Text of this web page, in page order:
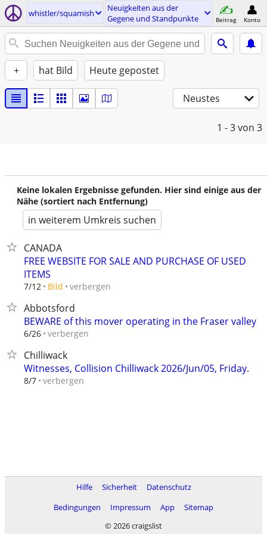
whistler/squamish
Neuigkeiten aus der
Gegene und Standpunkte
Beitrag Konto
+ hat Bild Heute gepostet
Neustes
1 - 3von 3
Keine lokalen Ergebnisse gefunden. Hier sind einige aus der
Nähe (sortiert nach Entfernung)
in weiterem Umkreis suchen
CANADA
FREE WEBSITE FOR SALE AND PURCHASE OF USED
ITEMS
7/12 Bild verbergen
Abbotsford
BEWARE of this mover operating in the Fraser valley
6/26 verbergen
Chilliwack
Witnesses, Collision Chilliwack 2026/Jun/05, Friday.
8/7 verbergen
Hilfe Sicherheit
Datenschutz
Bedingungen
Impressum App
Sitemap
© 2026 craigslist